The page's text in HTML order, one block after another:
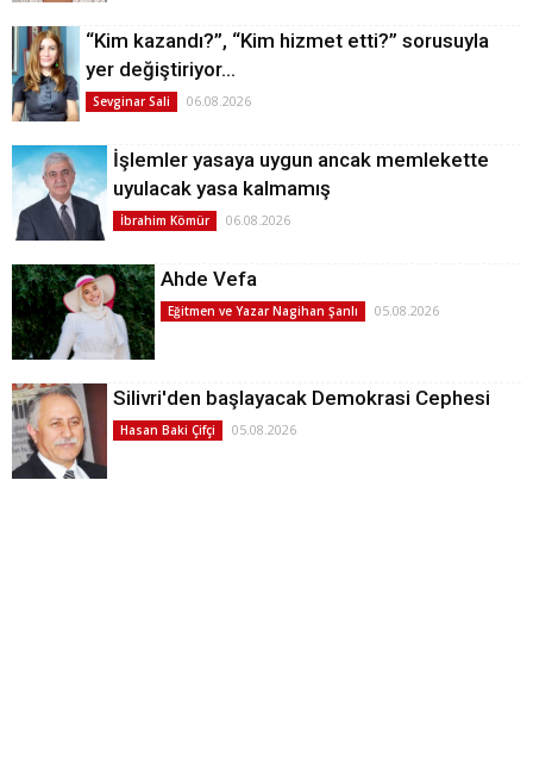
“Kim kazandı?”, “Kim hizmet etti?” sorusuyla
yer değiştiriyor…
Sevginar Sali 06.08.2026
İşlemler yasaya uygun ancak memlekette
uyulacak yasa kalmamış
İbrahim Kömür 06.08.2026
Ahde Vefa
Eğitmen ve Yazar Nagihan Şanlı 05.08.2026
Silivri'den başlayacak Demokrasi Cephesi
Hasan Baki Çifçi 05.08.2026